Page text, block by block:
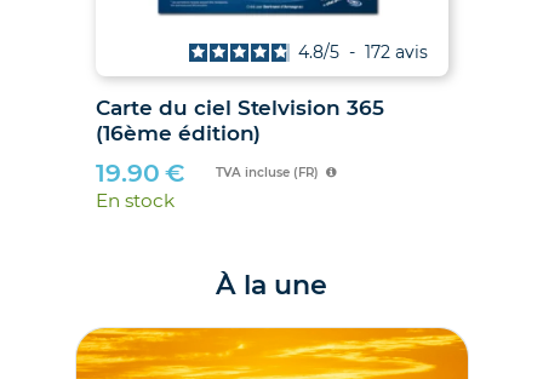
Carte du ciel Stelvision 365
(16ème édition)
4.8/5 - 172avis
19.90 € TVA incluse (FR)
En stock
À la une